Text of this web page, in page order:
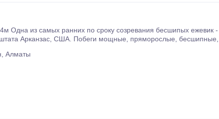
бесшипные, высотой 1,
Алматы